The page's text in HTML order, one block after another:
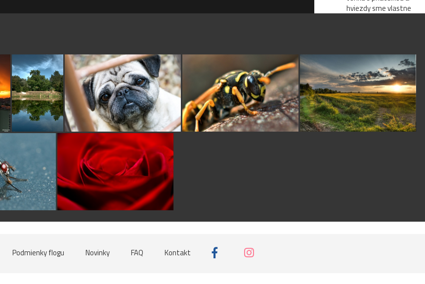
hviezdy sme vlastne
80% menej hviezd.
nizsie iso, clonu
ideme skusat dnes.
uvidim nastastie to
nie su skrvny, ale
oblaky :)
M mbfotoblogpred 17
Podmienky flogu Novinky FAQ Kontakt